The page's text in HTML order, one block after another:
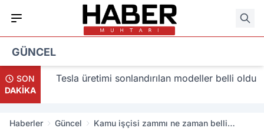
GÜNCEL
SON
DAKİKA
Tesla üretimi sonlandırılan modeller belli oldu
Haberler Güncel
Kamu işçisi zammı ne zaman belli